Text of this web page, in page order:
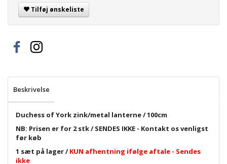
Tilføj ønskeliste
Beskrivelse
Duchess of York zink/metal lanterne / 100cm
NB: Prisen er for 2 stk / SENDES IKKE - Kontakt os venligst
før køb
1 sæt på lager /KUN afhentning ifølge aftale - Sendes
ikke